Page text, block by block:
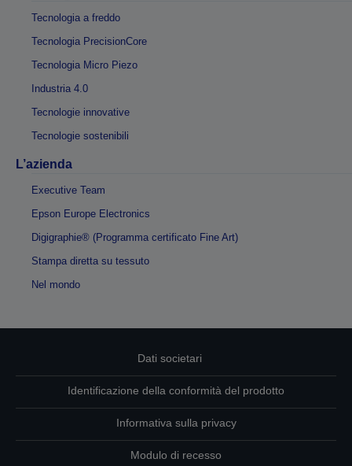
Tecnologia a freddo
Tecnologia PrecisionCore
Tecnologia Micro Piezo
Industria 4.0
Tecnologie innovative
Tecnologie sostenibili
L’azienda
Executive Team
Epson Europe Electronics
Digigraphie® (Programma certificato Fine Art)
Stampa diretta su tessuto
Nel mondo
Dati societari
Identificazione della conformità del prodotto
Informativa sulla privacy
Modulo di recesso